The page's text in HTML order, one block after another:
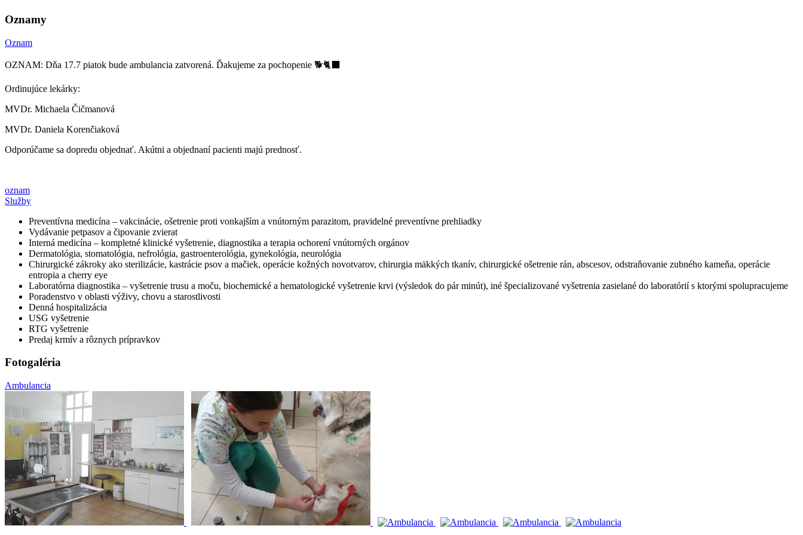
Oznamy
Oznam
OZNAM: Dňa 17.7 piatok bude ambulancia zatvorená. Ďakujeme za pochopenie 🐕🐈‍⬛
Ordinujúce lekárky:
MVDr. Michaela Čičmanová
MVDr. Daniela Korenčiaková
Odporúčame sa dopredu objednať. Akútni a objednaní pacienti majú prednosť.
oznam
Služby
Preventívna medicína – vakcinácie, ošetrenie proti vonkajším a vnútorným parazitom, pravidelné preventívne prehliadky
Vydávanie petpasov a čipovanie zvierat
Interná medicína – kompletné klinické vyšetrenie, diagnostika a terapia ochorení vnútorných orgánov
Dermatológia, stomatológia, nefrológia, gastroenterológia, gynekológia, neurológia
Chirurgické zákroky ako sterilizácie, kastrácie psov a mačiek, operácie kožných novotvarov, chirurgia mäkkých tkanív, chirurgické ošetrenie rán, abscesov, odstraňovanie zubného kameňa, operácie
entropia a cherry eye
Laboratórna diagnostika – vyšetrenie trusu a moču, biochemické a hematologické vyšetrenie krvi (výsledok do pár minút), iné špecializované vyšetrenia zasielané do laboratórií s ktorými spolupracujeme
Poradenstvo v oblasti výživy, chovu a starostlivosti
Denná hospitalizácia
USG vyšetrenie
RTG vyšetrenie
Predaj krmív a rôznych prípravkov
Fotogaléria
Ambulancia